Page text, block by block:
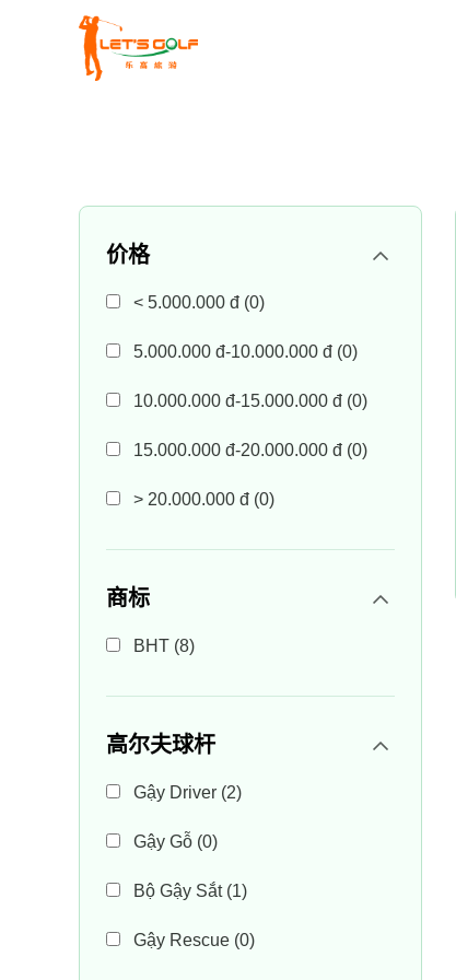
价格
< 5.000.000 đ (0)
5.000.000 đ-10.000.000 đ (0)
10.000.000 đ-15.000.000 đ (0)
15.000.000 đ-20.000.000 đ (0)
> 20.000.000 đ (0)
商标
BHT (8)
高尔夫球杆
Gậy Driver (2)
Gậy Gỗ (0)
Bộ Gậy Sắt(1)
Gậy Rescue (0)